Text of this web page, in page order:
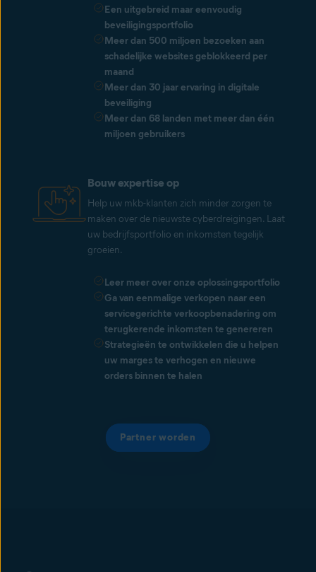
Een uitgebreid maar eenvoudig
beveiligingsportfolio
Meer dan 500 miljoen bezoeken aan
schadelijke websites geblokkeerd per
maand
Meer dan 30 jaar ervaring in digitale
beveiliging
Meer dan 68 landen met meer dan één
miljoen gebruikers
Bouw expertise op
Help uw mkb-klanten zich minder zorgen te
maken over de nieuwste cyberdreigingen. Laat
uw bedrijfsportfolio en inkomsten tegelijk
groeien.
Leer meer over onze oplossingsportfolio
Ga van eenmalige verkopen naar een
servicegerichte verkoopbenadering om
terugkerende inkomsten te genereren
Strategieën te ontwikkelen die u helpen
uw marges te verhogen en nieuwe
orders binnen te halen
Partner worden